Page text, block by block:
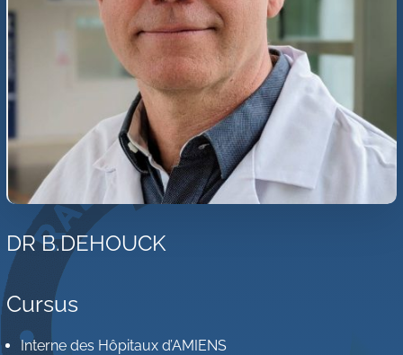
DR B.DEHOUCK
Cursus
Interne des Hôpitaux d’AMIENS